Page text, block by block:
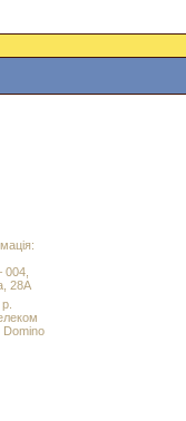
004,
28А